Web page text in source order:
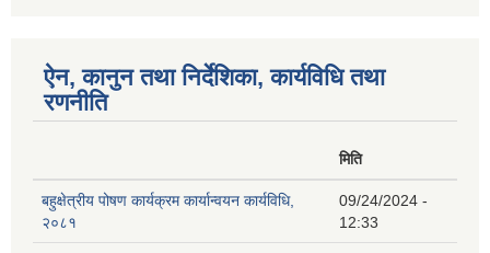
ऐन, कानुन तथा निर्देशिका, कार्यविधि तथा
रणनीति
मिति
बहुक्षेत्रीय पोषण कार्यक्रम कार्यान्वयन कार्यविधि,
२०८१
09/24/2024 -
12:33